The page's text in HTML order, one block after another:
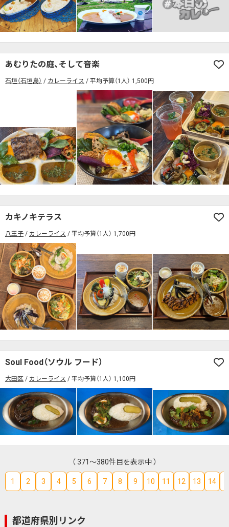
あむりたの庭、そして音楽
石垣（石垣島） カレーライス 平均予算（1人） 1,500円
カキノキテラス
八王子 カレーライス 平均予算（1人） 1,700円
Soul Food（ソウル フード）
大田区 カレーライス 平均予算（1人） 1,100円
（ 371～380件目を表示中 ）
1 2 3 4 5 6 7 8 9 10 11 12 13 14
都道府県別リンク